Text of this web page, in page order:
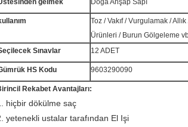
gelmek Doğa Ahşap Sapı
Toz / Vakıf / Vurgulamak /
Ürünleri / Burun Gölgeleme
Sınavlar
12 ADET
HS Kodu 9603290090
Rekabet Avantajları:
hiçbir dökülme saç
yetenekli ustalar tarafından El Işi